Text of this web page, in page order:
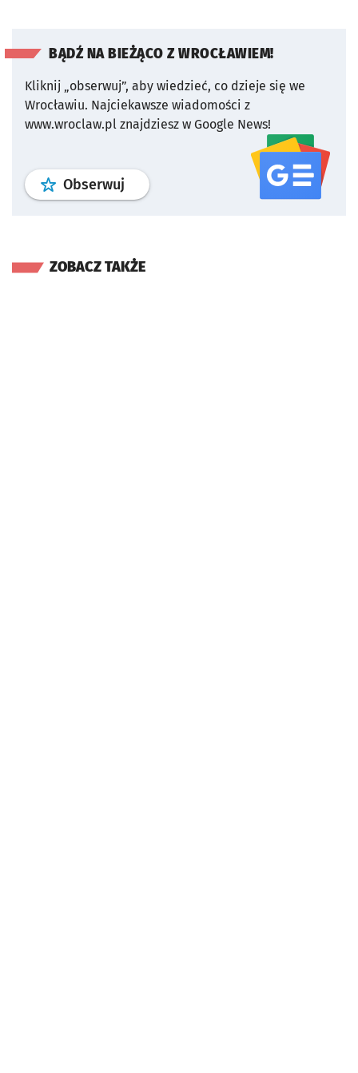
BĄDŹ NA BIEŻĄCO Z WROCŁAWIEM!
Kliknij „obserwuj”, aby wiedzieć, co dzieje się we
Wrocławiu. Najciekawsze wiadomości z
www.wroclaw.pl znajdziesz w Google News!
Obserwuj profil serwisu
ZOBACZ TAKŻE